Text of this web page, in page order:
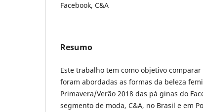
Facebook, C&A
Resumo
Este trabalho tem como objetivo
foram abordadas as formas da beleza
Primavera/Verão 2018 das pá ginas do
segmento de moda, C&A, no Brasil e em